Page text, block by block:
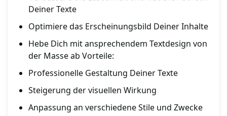
Deiner Texte
Optimiere das Erscheinungsbild Deiner Inhalte
Hebe Dich mit ansprechendem Textdesign von
der Masse ab Vorteile:
Professionelle Gestaltung Deiner Texte
Steigerung der visuellen Wirkung
Anpassung an verschiedene Stile und Zwecke